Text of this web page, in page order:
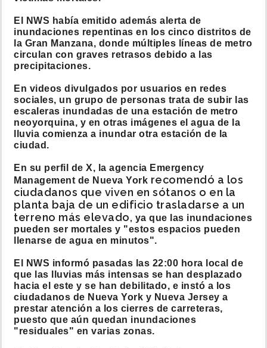
El NWS había emitido además alerta de
inundaciones repentinas en los cinco distritos de
la Gran Manzana, donde múltiples líneas de metro
circulan con graves retrasos debido a las
precipitaciones.
En videos divulgados por usuarios en redes
sociales, un grupo de personas trata de subir las
escaleras inundadas de una estación de metro
neoyorquina, y en otras imágenes el agua de la
lluvia comienza a inundar otra estación de la
ciudad.
En su perfil de X, la agencia Emergency
Management de Nueva York recomendó a los
ciudadanos que viven en sótanos o en la
planta baja de un edificio trasladarse a un
terreno más elevado, ya que las inundaciones
pueden ser mortales y "estos espacios pueden
llenarse de agua en minutos".
El NWS informó pasadas las 22:00 hora local de
que las lluvias más intensas se han desplazado
hacia el este y se han debilitado, e instó a los
ciudadanos de Nueva York y Nueva Jersey a
prestar atención a los cierres de carreteras,
puesto que aún quedan inundaciones
"residuales" en varias zonas.